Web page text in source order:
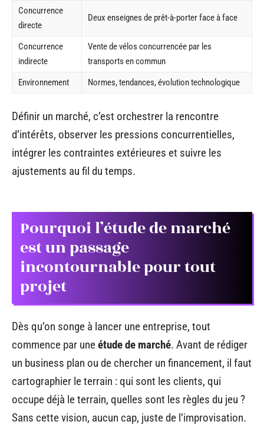
Concurrence
directe
Deux enseignes de prêt-à-porter face à face
Concurrence
indirecte
Vente de vélos concurrencée par les
transports en commun
Environnement
Normes, tendances, évolution technologique
Définir un marché, c’est orchestrer la rencontre
d’intérêts, observer les pressions concurrentielles,
intégrer les contraintes extérieures et suivre les
ajustements au fil du temps.
Pourquoi l’étude de marché
est un passage
incontournable pour tout
projet
Dès qu’on songe à lancer une entreprise, tout
commence par uneétude de marché. Avant de rédiger
un business plan ou de chercher un financement, il faut
cartographier le terrain : qui sont les clients, qui
occupe déjà le terrain, quelles sont les règles du jeu ?
Sans cette vision, aucun cap, juste de l’improvisation.